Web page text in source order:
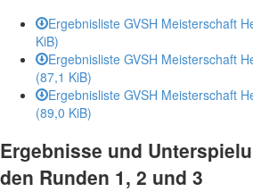
Ergebnisliste GVSH Meisterschaft
KiB)
Ergebnisliste GVSH Meisterschaft
(87,1 KiB)
Ergebnisliste GVSH Meisterschaft
(89,0 KiB)
Ergebnisse und
den Runden 1, 2 und 3